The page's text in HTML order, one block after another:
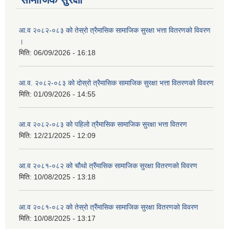
आ.व २०८२-०८३ को तेस्रो त्रैमासिक सामाजिक सुरक्षा भत्ता वितरणको विवरण
।
मिति: 06/09/2026 - 16:18
आ.व. २०८२-०८३ को दोस्रो त्रैमासिक सामाजिक सुरक्षा भत्ता वितरणको विवरण
मिति: 01/09/2026 - 14:55
आ.व २०८२-०८३ को पहिलो त्रैमासिक सामाजिक सुरक्षा भत्ता वितरण
मिति: 12/21/2025 - 12:09
आ.व २०८१-०८२ को चौथो त्रैंमासिक सामाजिक सुरक्षा वितरणको विवरण
मिति: 10/08/2025 - 13:18
आ.व २०८१-०८२ को तेस्रो त्रैंमासिक सामाजिक सुरक्षा वितरणको विवरण
मिति: 10/08/2025 - 13:17